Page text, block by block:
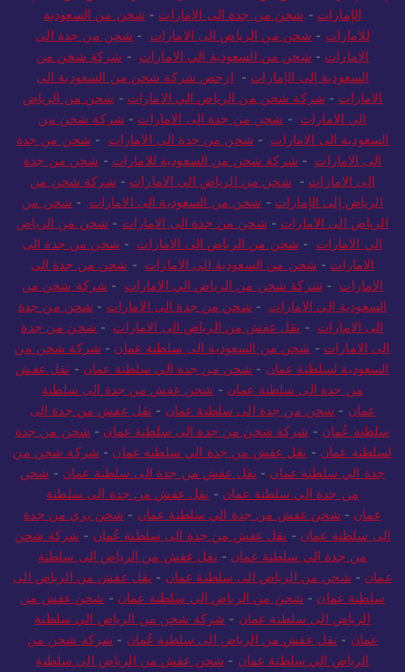
الإمارات - شحن من جدة الى الامارات - شحن من السعودية
للامارات - شحن من الرياض الى الامارات - شحن من جدة الى
الامارات - شحن من السعودية الي الامارات - شركة شحن من
السعودية إلى الإمارات - ارخص شركة شحن من السعودية الى
الامارات - شركة شحن من الرياض الي الامارات - شحن من الرياض
الي الامارات - شحن من جدة الى الامارات - شركة شحن من
السعودية الى الامارات - شحن من جدة الى الامارات - شحن من جدة
الى الامارات - شركة شحن من السعودية للامارات - شحن من جدة
الى الامارات - شحن من الرياض الى الامارات - شركة شحن من
الرياض إلى الإمارات - شحن من السعودية الى الامارات - شحن من
الرياض الى الامارات - شحن من جدة الى الامارات - شحن من الرياض
الي الامارات - شحن من الرياض الى الامارات - شحن من جدة الى
الامارات - شحن من السعودية الى الامارات - شحن من جدة الى
الامارات - شركة شحن من الرياض الي الامارات - شركة شحن من
السعودية الي الامارات - شحن من جدة الى الامارات - شحن من جدة
الى الامارات - نقل عفش من الرياض الى الامارات - شحن من جدة
الى الامارات - شحن من السعودية الى سلطنة عمان - شركة شحن من
السعودية لسلطنة عمان - شحن من جدة الي سلطنة عمان - نقل عفش
من جدة الى سلطنة عمان - شحن عفش من جدة الى سلطنة
عمان - شحن من جدة الى سلطنة عمان - نقل عفش من جدة الى
سلطنة عُمان - شركة شحن من جدة الى سلطنة عمان - شحن من جدة
لسلطنة عمان - نقل عفش من جدة الي سلطنة عمان - شركة شحن من
جدة الي سلطنة عمان - نقل عفش من جدة الى سلطنة عمان - شحن
من جدة الي سلطنة عمان - نقل عفش من جدة الى سلطنة
عمان - شحن عفش من جدة الي سلطنة عمان - شحن بري من جدة
الى سلطنة عمان - نقل عفش من جدة الى سلطنة عُمان - شركة شحن
من جدة الي سلطنة عمان - نقل عفش من الرياض الى سلطنة
عمان - شحن من الرياض الى سلطنة عمان - نقل عفش من الرياض الى
سلطنة عمان - شحن من الرياض الي سلطنة عمان - شحن عفش من
الرياض الى سلطنة عمان - شركة شحن من الرياض الي سلطنة
عمان - نقل عفش من الرياض الى سلطنة عُمان - شركة شحن من
الرياض الي سلطنة عمان - شحن عفش من الرياض الي سلطنة